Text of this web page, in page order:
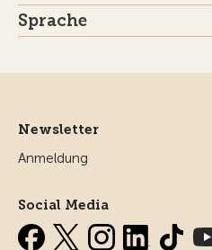
Sprache
Newsletter
Anmeldung
Social Media